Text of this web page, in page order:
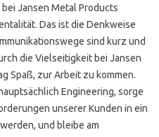
Jansen Metal Products
Das ist die Denkweise
sind kurz und
die Vielseitigkeit bei Jansen
Spaß, zur Arbeit zu kommen.
Engineering, sorge
unserer Kunden in ein
und bleibe am